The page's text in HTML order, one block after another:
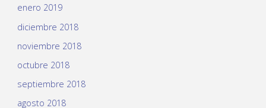
enero 2019
diciembre 2018
noviembre 2018
octubre 2018
septiembre 2018
agosto 2018